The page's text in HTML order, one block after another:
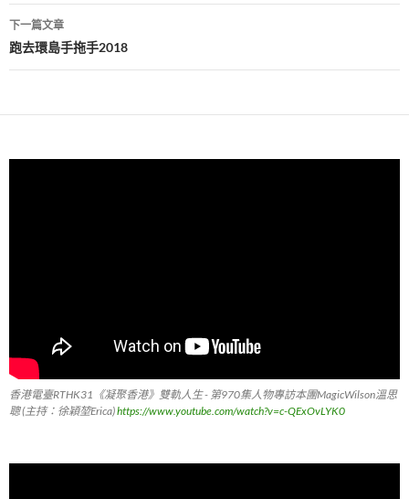
導
覽
下一篇文章
跑去環島手拖手2018
香港電臺RTHK31《凝聚香港》雙軌人生 - 第970集人物專訪本團MagicWilson溫思
聰 (主持：徐穎堃Erica)https://www.youtube.com/watch?v=c-QExOvLYK0